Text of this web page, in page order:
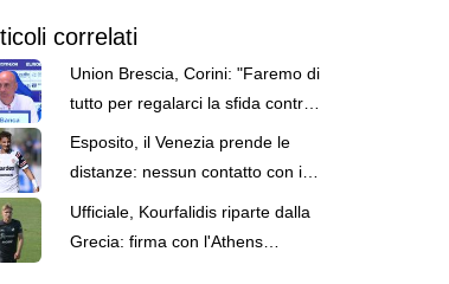
correlati
Union Brescia, Corini: "Faremo di
tutto per regalarci la sfida contro
il Cagliari"
Esposito, il Venezia prende le
distanze: nessun contatto con il
Cagliari
Ufficiale, Kourfalidis riparte dalla
Grecia: firma con l'Athens